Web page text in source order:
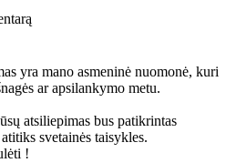
yra mano asmeninė nuomonė, kuri
ar apsilankymo metu.
atsiliepimas bus patikrintas
svetainės taisykles.
!